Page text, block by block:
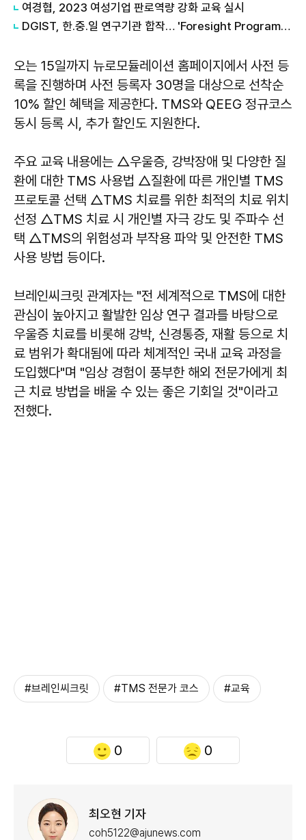
​여경협, 2023 여성기업 판로역량 강화 교육 실시
DGIST, 한․중․일 연구기관 합작… 'Foresight Program' 과제 최종 선정
오는 15일까지 뉴로모듈레이션 홈페이지에서 사전 등
록을 진행하며 사전 등록자 30명을 대상으로 선착순
10% 할인 혜택을 제공한다. TMS와 QEEG 정규코스
동시 등록 시, 추가 할인도 지원한다.
주요 교육 내용에는 △우울증, 강박장애 및 다양한 질
환에 대한 TMS 사용법 △질환에 따른 개인별 TMS
프로토콜 선택 △TMS 치료를 위한 최적의 치료 위치
선정 △TMS 치료 시 개인별 자극 강도 및 주파수 선
택 △TMS의 위험성과 부작용 파악 및 안전한 TMS
사용 방법 등이다.
브레인씨크릿 관계자는 "전 세계적으로 TMS에 대한
관심이 높아지고 활발한 임상 연구 결과를 바탕으로
우울증 치료를 비롯해 강박, 신경통증, 재활 등으로 치
료 범위가 확대됨에 따라 체계적인 국내 교육 과정을
도입했다"며 "임상 경험이 풍부한 해외 전문가에게 최
근 치료 방법을 배울 수 있는 좋은 기회일 것"이라고
전했다.
#브레인씨크릿 #TMS 전문가 코스 #교육
0 0
최오현 기자
coh5122@ajunews.com